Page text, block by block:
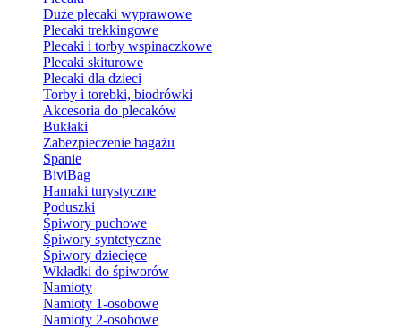
Duże plecaki wyprawowe
Plecaki trekkingowe
Plecaki i torby wspinaczkowe
Plecaki skiturowe
Plecaki dla dzieci
Torby i torebki, biodrówki
Akcesoria do plecaków
Bukłaki
Zabezpieczenie bagażu
Spanie
BiviBag
Hamaki turystyczne
Poduszki
Śpiwory puchowe
Śpiwory syntetyczne
Śpiwory dziecięce
Wkładki do śpiworów
Namioty
Namioty 1-osobowe
Namioty 2-osobowe